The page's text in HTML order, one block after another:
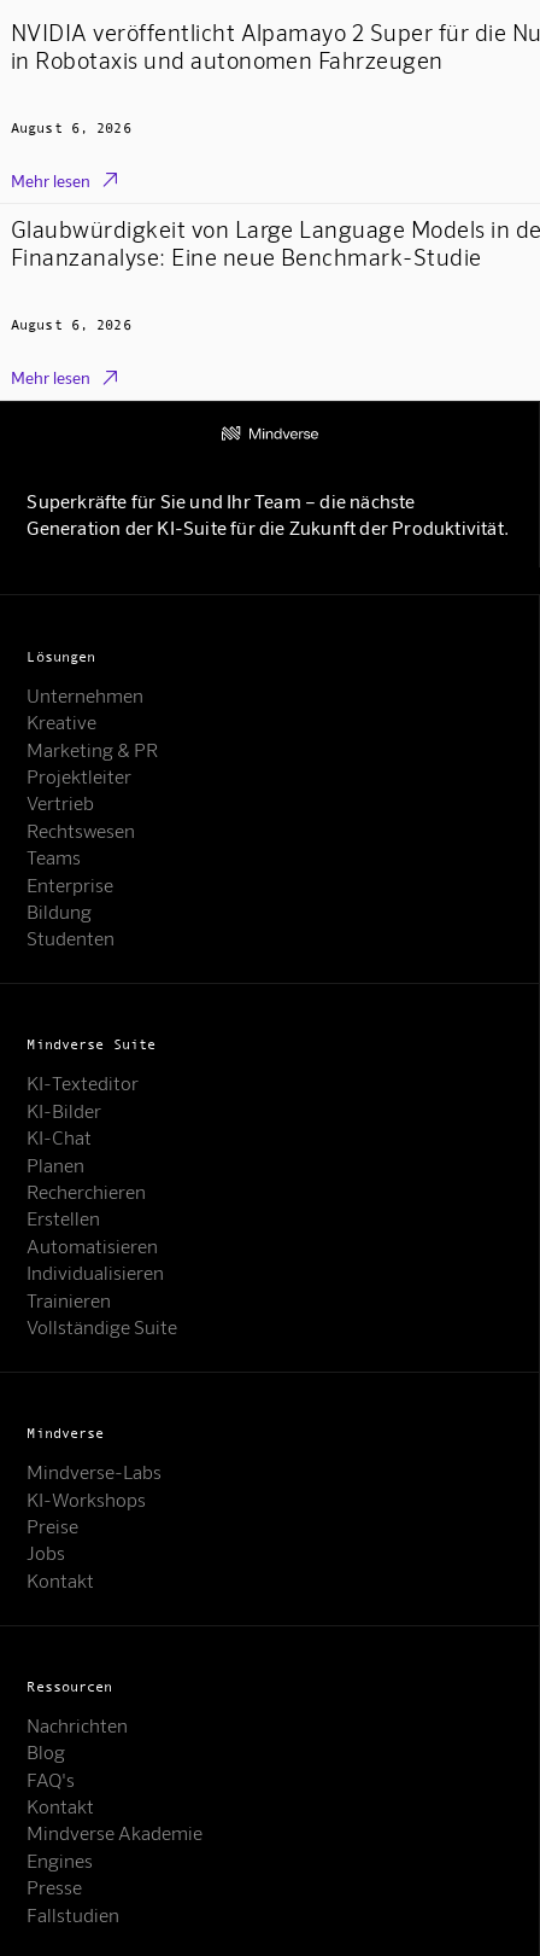
NVIDIA veröffentlicht Alpamayo 2 Super für die
in Robotaxis und autonomen Fahrzeugen
August 6, 2026
Mehr lesen 
Glaubwürdigkeit von Large Language Models in
Finanzanalyse: Eine neue Benchmark-Studie
August 6, 2026
Mehr lesen 
Superkräfte für Sie und Ihr Team – die nächste
Generation der KI-Suite für die Zukunft der Produktivität.
Lösungen
Unternehmen
Kreative
Marketing & PR
Projektleiter
Vertrieb
Rechtswesen
Teams
Enterprise
Bildung
Studenten
Mindverse Suite
KI-Texteditor
KI-Bilder
KI-Chat
Planen
Recherchieren
Erstellen
Automatisieren
Individualisieren
Trainieren
Vollständige Suite
Mindverse
Mindverse-Labs
KI-Workshops
Preise
Jobs
Kontakt
Ressourcen
Nachrichten
Blog
FAQ's
Kontakt
Mindverse Akademie
Engines
Presse
Fallstudien